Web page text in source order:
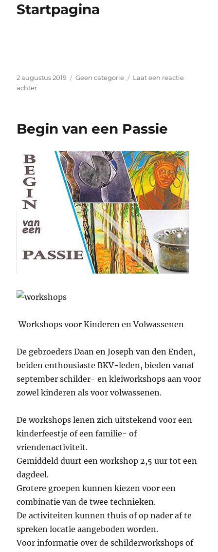
Startpagina
Geplaatst
op
2 augustus 2019 Categorieën
Geen categorie
Laat een reactie
achterop
Begin van een Passie
Workshops voor Kinderen en Volwassenen
De gebroeders Daan en Joseph van den Enden,
beiden enthousiaste BKV-leden, bieden vanaf
september schilder- en kleiworkshops aan voor
zowel kinderen als voor volwassenen.
De workshops lenen zich uitstekend voor een
kinderfeestje of een familie- of
vriendenactiviteit.
Gemiddeld duurt een workshop 2,5 uur tot een
dagdeel.
Grotere groepen kunnen kiezen voor een
combinatie van de twee technieken.
De activiteiten kunnen thuis of op nader af te
spreken locatie aangeboden worden.
Voor informatie over de schilderworkshops of